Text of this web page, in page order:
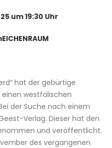
um 19:30 Uhr
hat der gebürtige
einen westfälischen
der Suche nach einem
Verlag. Dieser hat den
und veröffentlicht.
des vergangenen